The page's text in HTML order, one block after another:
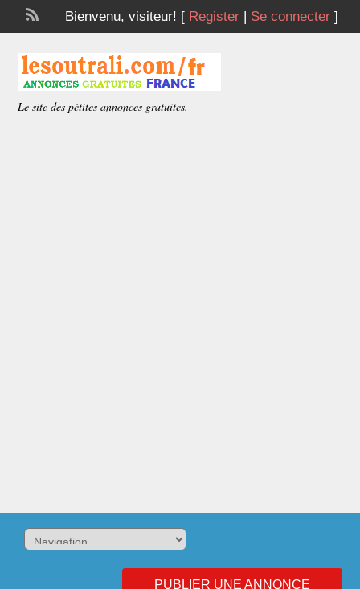
Bienvenu, visiteur! [ Register| Se connecter]
Le site des pétites annonces gratuites.
PUBLIER UNE ANNONCE